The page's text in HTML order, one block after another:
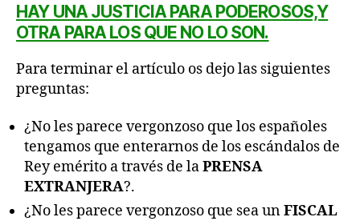
HAY UNA JUSTICIA PARA PODEROSOS,Y
OTRA PARA LOS QUE NO LO SON.
Para terminar el artículo os dejo las siguientes
preguntas:
¿No les parece vergonzoso que los españoles
tengamos que enterarnos de los escándalos de
Rey emérito a través de laPRENSA
EXTRANJERA?.
¿No les parece vergonzoso que sea unFISCAL